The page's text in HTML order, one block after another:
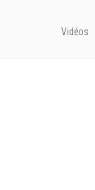
Vidéos